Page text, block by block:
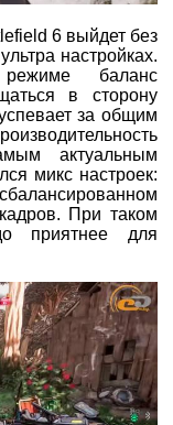
6 выйдет без
настройках.
баланс
в сторону
за общим
актуальным
микс настроек:
При таком
приятнее для